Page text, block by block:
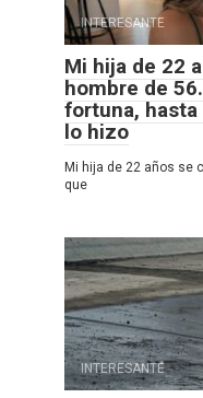
INTERESANTE
Mi hija de 22
hombre de
fortuna,
lo hizo
Mi hija de 22 años se
que
INTERESANTE